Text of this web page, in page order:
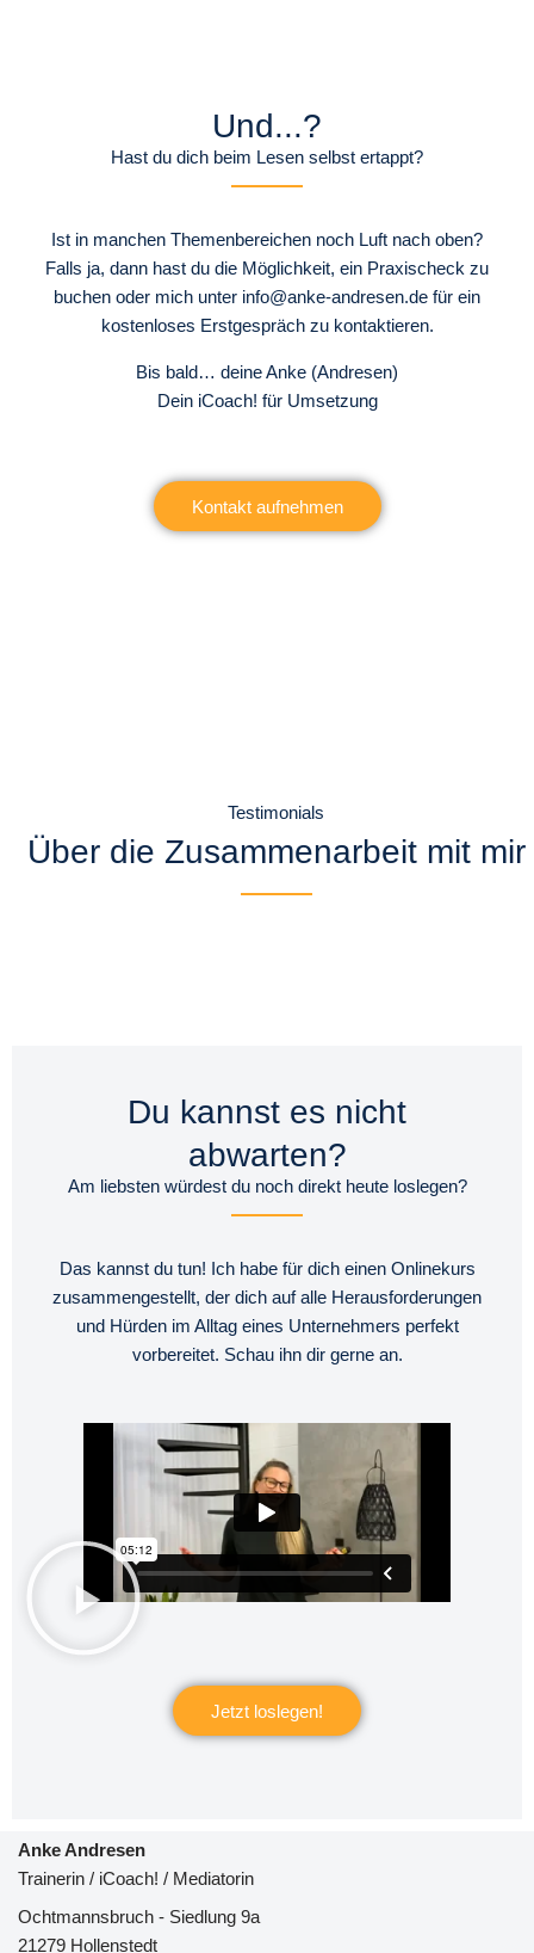
Und...?
Hast du dich beim Lesen selbst ertappt?
Ist in manchen Themenbereichen noch Luft nach oben?
Falls ja, dann hast du die Möglichkeit, ein Praxischeck zu
buchen oder mich unter info@anke-andresen.de für ein
kostenloses Erstgespräch zu kontaktieren.
Bis bald… deine Anke (Andresen)
Dein iCoach! für Umsetzung
Kontakt aufnehmen
Testimonials
Über die Zusammenarbeit mit mir
Du kannst es nicht
abwarten?
Am liebsten würdest du noch direkt heute loslegen?
Das kannst du tun! Ich habe für dich einen Onlinekurs
zusammengestellt, der dich auf alle Herausforderungen
und Hürden im Alltag eines Unternehmers perfekt
vorbereitet. Schau ihn dir gerne an.
Jetzt loslegen!
Anke Andresen
Trainerin / iCoach! / Mediatorin
Ochtmannsbruch - Siedlung 9a
21279 Hollenstedt